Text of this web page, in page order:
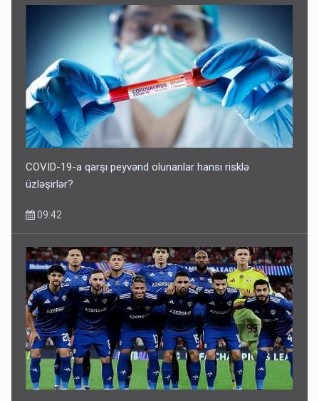
COVID-19-a qarşı peyvənd olunanlar hansı risklə
üzləşirlər?
09:42